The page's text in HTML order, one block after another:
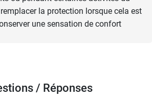
la protection lorsque cela est
une sensation de confort
/ Réponses